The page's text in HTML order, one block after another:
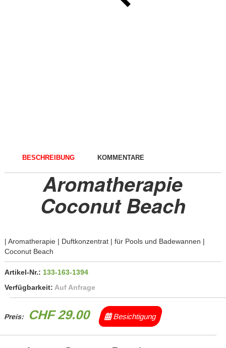
BESCHREIBUNG KOMMENTARE
Aromatherapie
Coconut Beach
| Aromatherapie | Duftkonzentrat | für Pools und Badewannen |
Coconut Beach
Artikel-Nr.: 133-163-1394
Verfügbarkeit: Auf Anfrage
Preis: CHF 29.00 Besichtigung